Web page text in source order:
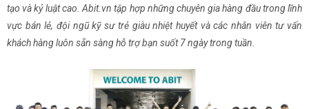
tạo và kỷ luật cao. Abit.vn tập hợp những chuyên gia hàng đầu trong lĩnh
vực bán lẻ, đội ngũ kỹ sư trẻ giàu nhiệt huyết và các nhân viên tư vấn
khách hàng luôn sẵn sàng hỗ trợ bạn suốt 7 ngày trong tuần.